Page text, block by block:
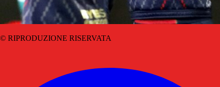
© RIPRODUZIONE RISERVATA